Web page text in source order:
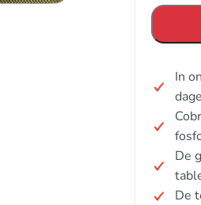
In
De
De